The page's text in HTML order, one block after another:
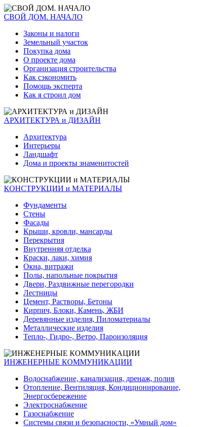
СВОЙ ДОМ. НАЧАЛО
Законы и налоги
Земельный участок
Покупка дома
О проекте дома
Организация строительства
Как сэкономить
Помощь эксперта
Как я строил дом
АРХИТЕКТУРА и ДИЗАЙН
Архитектура
Интерьеры
Ландшафт
Дома и проекты знаменитостей
КОНСТРУКЦИИ и МАТЕРИАЛЫ
Фундаменты
Стены
Фасады
Крыши, кровли, мансарды
Перекрытия
Внутренняя отделка
Краски, лаки, химия
Окна, витражи
Полы, напольные покрытия
Двери, Раздвижные перегородки
Лестницы
Цемент, Растворы, Бетоны
Кирпич, Блоки, Камень, ЖБИ
Деревянные изделия, Пиломатериалы
Металлические изделия
Тепло-, Гидро-, Ветро, Пароизоляция
ИНЖЕНЕРНЫЕ КОММУНИКАЦИИ
Водоснабжение, канализация, дренаж, полив
Отопление, Вентиляция, Кондиционирование,
Энергосбережение
Электроснабжение
Газоснабжение
Системы связи и безопасности, «Умный дом»